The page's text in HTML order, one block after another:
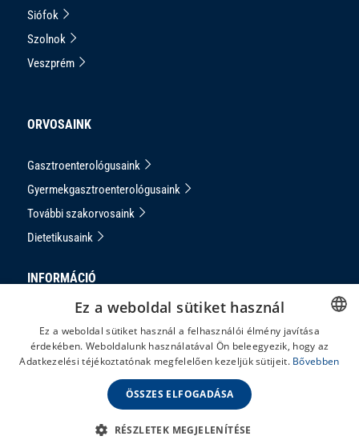
Siófok
Szolnok
Veszprém
ORVOSAINK
Gasztroenterológusaink
Gyermekgasztroenterológusaink
További szakorvosaink
Dietetikusaink
INFORMÁCIÓ
Impresszum
Panaszkezelés
HUNGARIAN
Ez a weboldal sütiket használ
Ez a weboldal sütiket használ a felhasználói élmény javítása
érdekében. Weboldalunk használatával Ön beleegyezik, hogy az
Adatkezelési téjékoztatónak megfelelően kezeljük sütijeit. Bővebben
ÖSSZES ELFOGADÁSA
RÉSZLETEK MEGJELENÍTÉSE